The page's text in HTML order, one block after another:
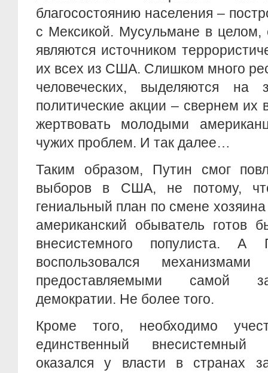
благосостоянию населения –
с Мексикой. Мусульмане в целом,
являются источником
их всех из США. Слишком много
человеческих, выделяются на
политические акции – свернем их
жертвовать молодыми
чужих проблем. И так далее…
Таким образом, Путин смог
выборов в США, не потому,
гениальный план по смене
американский обыватель готов
внесистемного популиста.
воспользовался
предоставляемыми самой
демократии. Не более того.
Кроме того, необходимо
единственный внесистемный
оказался у власти в странах